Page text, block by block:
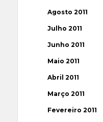
Agosto 2011
Julho 2011
Junho 2011
Maio 2011
Abril 2011
Março 2011
Fevereiro 2011